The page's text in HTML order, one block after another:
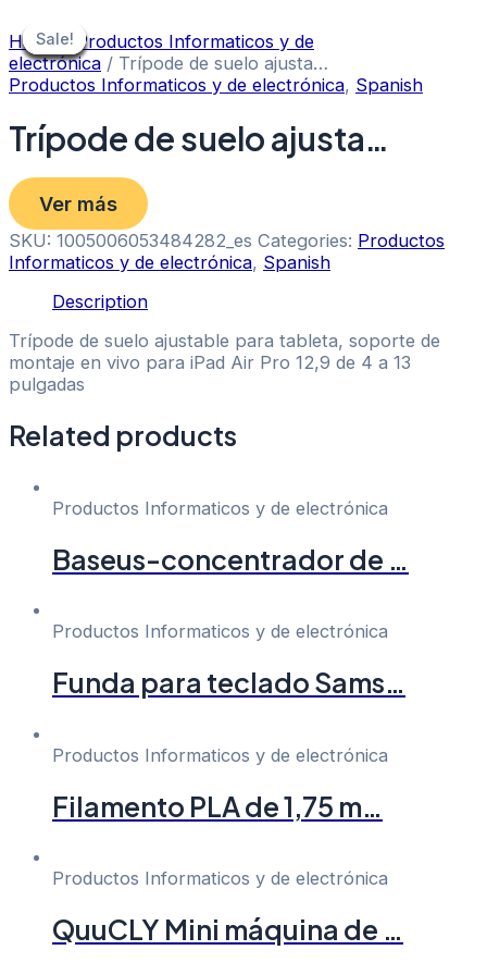
to
content
Sale!
Home/ Productos Informaticos y de
electrónica / Trípode de suelo ajusta…
Productos Informaticos y de electrónica, Spanish
Trípode de suelo ajusta…
Ver más
SKU: 1005006053484282_es Categories: Productos
Informaticos y de electrónica, Spanish
Description
Trípode de suelo ajustable para tableta, soporte de
montaje en vivo para iPad Air Pro 12,9 de 4 a 13
pulgadas
Related products
Sale!
Sale!
Productos Informaticos y de electrónica
Baseus-concentrador de …
Sale!
Sale!
Productos Informaticos y de electrónica
Funda para teclado Sams…
Sale!
Sale!
Productos Informaticos y de electrónica
Filamento PLA de 1,75 m…
Sale!
Sale!
Productos Informaticos y de electrónica
QuuCLY Mini máquina de …